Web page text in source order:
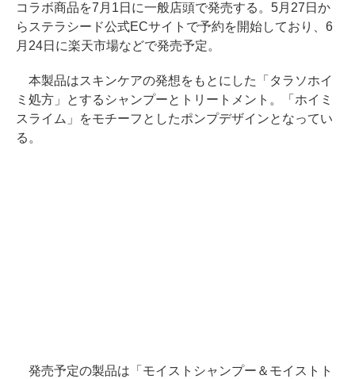
コラボ商品を7月1日に一般店頭で発売する。5月27日か
らステラシード公式ECサイトで予約を開始しており、6
月24日に楽天市場などで発売予定。
本製品はスキンケアの発想をもとにした「タラソホイ
ミ処方」とするシャンプーとトリートメント。「ホイミ
スライム」をモチーフとしたポンプデザインとなってい
る。
発売予定の製品は「モイストシャンプー＆モイストト